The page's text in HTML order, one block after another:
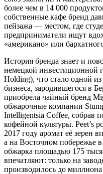
более чем в 14 000
собственные кафе бренд
пейзажа — местом, где
предприниматели ищут
«американо» или
История бренда знает и
немецкой инвестиционной
Holding), что стало одной
бизнеса, зародившегося в
приобрела чайный бренд
обжарочные компании
Intelligentsia Coffee, собрав
кофейной культуры. Peet’s
2017 году аромат её зерен
а на Восточном побережье
обжарка площадью 175
впечатляют: только на
производилось до